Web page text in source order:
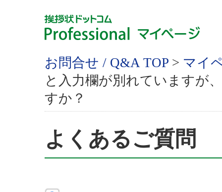
お問合せ / Q&A TOP > マイ
と入力欄が別れていますが
すか？
よくあるご質問